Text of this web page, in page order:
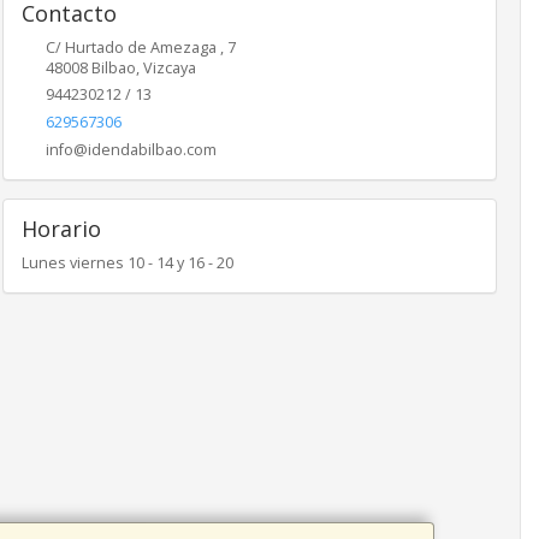
Contacto
C/ Hurtado de Amezaga , 7
48008 Bilbao,Vizcaya
944230212 / 13
629567306
info@idendabilbao.com
Horario
Lunes viernes 10 - 14 y 16 - 20